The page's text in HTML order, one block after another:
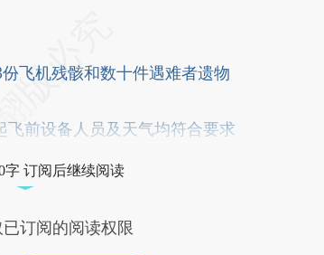
飞机残骸和数十件遇难者遗物
前设备人员及天气均符合要求
字 订阅后继续阅读
订阅的阅读权限